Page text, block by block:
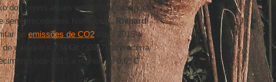
dos níveis atuais em 2030 e continuem
sem precedentes históricos”. Richard
as emissões de CO2após 2015 a
de carbono = 734 Gt CO2[7]] ofereceria
pós-2015 a menos de 0,6º C